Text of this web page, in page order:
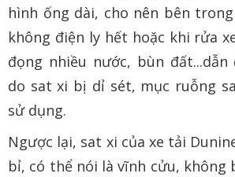
hình ống dài, cho nên bên
không điện ly hết hoặc khi rửa
đọng nhiều nước, bùn
do sat xi bị dỉ sét, mục ruỗng
sử dụng.
Ngược lại, sat xi của xe tải
bỉ, có thể nói là vĩnh cửu, không